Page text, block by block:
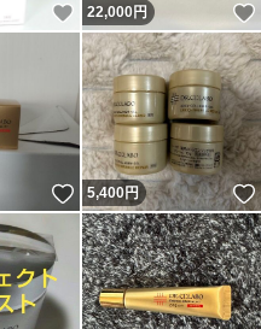
いいね！
22,000円
いいね！
5,400円